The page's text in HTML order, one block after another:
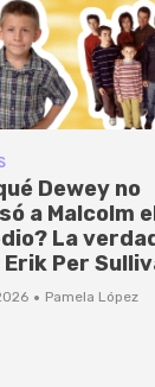
Dewey no
a Malcolm
La
Per
· Pamela López